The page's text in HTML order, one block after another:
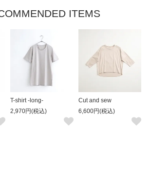
ITEMS
T-shirt -long-
2,970円(税込)
Cut and sew
6,600円(税込)